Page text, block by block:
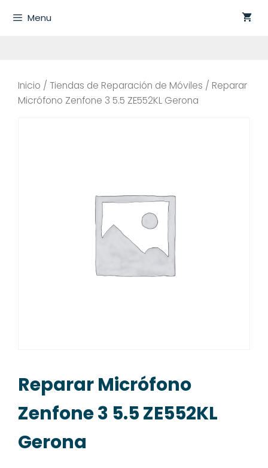
Menu
Inicio / Tiendas de Reparación de Móviles / Reparar
Micrófono Zenfone 3 5.5 ZE552KL Gerona
Reparar Micrófono
Zenfone 3 5.5 ZE552KL
Gerona